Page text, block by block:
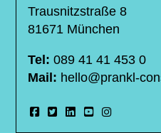
Trausnitzstraße 8
81671 München
Tel: 089 41 41 453 0
Mail: hello@prankl-